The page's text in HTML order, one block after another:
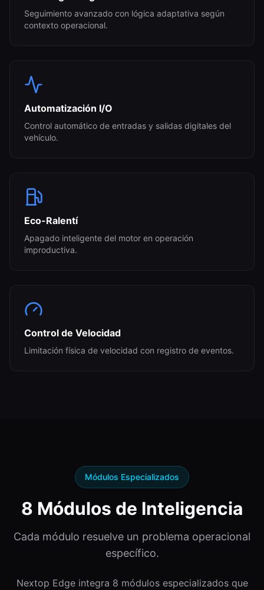
Seguimiento avanzado con lógica adaptativa según
contexto operacional.
Automatización I/O
Control automático de entradas y salidas digitales del
vehículo.
Eco-Ralentí
Apagado inteligente del motor en operación
improductiva.
Control de Velocidad
Limitación física de velocidad con registro de eventos.
Módulos Especializados
8 Módulos de Inteligencia
Cada módulo resuelve un problema operacional
específico.
Nextop Edge integra 8 módulos especializados que